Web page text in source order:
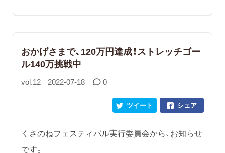
おかげさまで、120万円達成！ストレッチゴー
ル140万挑戦中
vol.12 2022-07-18 0
シェア
ツイート
くさのねフェスティバル実行委員会から、お知らせ
です。